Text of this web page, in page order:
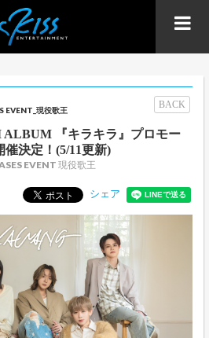
EVENT_現役歌王 BACK
ALBUM 『キラキラ』プロモー
決定！(5/11更新)
EVENT 現役歌王
シェア